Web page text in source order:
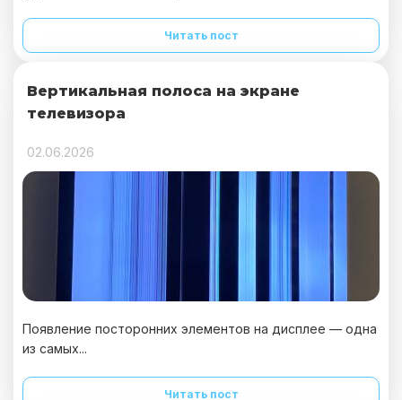
Читать пост
Вертикальная полоса на экране
телевизора
02.06.2026
Появление посторонних элементов на дисплее — одна
из самых...
Читать пост